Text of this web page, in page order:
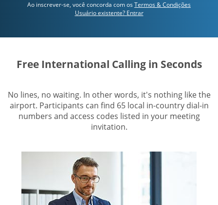
Ao inscrever-se, você concorda com os Termos & Condições
Usuário existente? Entrar
Free International Calling in Seconds
No lines, no waiting. In other words, it's nothing like the
airport. Participants can find 65 local in-country dial-in
numbers and access codes listed in your meeting
invitation.